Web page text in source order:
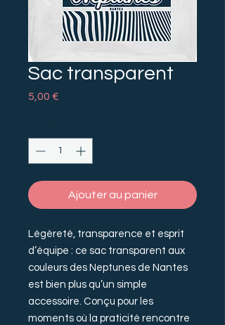
Sac transparent
5,00 €
Ajouter au panier
Légèreté, transparence et esprit
d’équipe : ce sac transparent aux
couleurs des Neptunes de Nantes
est bien plus qu’un simple
accessoire. Conçu pour les
moments où la praticité rencontre